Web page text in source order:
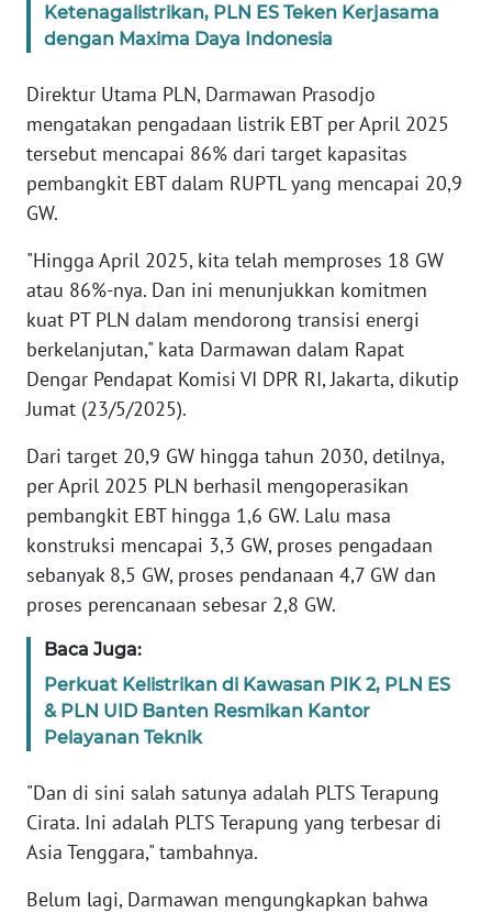
Ketenagalistrikan, PLN ES Teken Kerjasama
dengan Maxima Daya Indonesia
Direktur Utama PLN, Darmawan Prasodjo
mengatakan pengadaan listrik EBT per April 2025
tersebut mencapai 86% dari target kapasitas
pembangkit EBT dalam RUPTL yang mencapai 20,9
GW.
"Hingga April 2025, kita telah memproses 18 GW
atau 86%-nya. Dan ini menunjukkan komitmen
kuat PT PLN dalam mendorong transisi energi
berkelanjutan," kata Darmawan dalam Rapat
Dengar Pendapat Komisi VI DPR RI, Jakarta, dikutip
Jumat (23/5/2025).
Dari target 20,9 GW hingga tahun 2030, detilnya,
per April 2025 PLN berhasil mengoperasikan
pembangkit EBT hingga 1,6 GW. Lalu masa
konstruksi mencapai 3,3 GW, proses pengadaan
sebanyak 8,5 GW, proses pendanaan 4,7 GW dan
proses perencanaan sebesar 2,8 GW.
Baca Juga:
Perkuat Kelistrikan di Kawasan PIK 2, PLN ES
& PLN UID Banten Resmikan Kantor
Pelayanan Teknik
"Dan di sini salah satunya adalah PLTS Terapung
Cirata. Ini adalah PLTS Terapung yang terbesar di
Asia Tenggara," tambahnya.
Belum lagi, Darmawan mengungkapkan bahwa
MEDIA
SIBER
REDAKSI
KARIR
DISCLAIMER
Wahana
News
Regional
SUMUT
WN
JAKARTA
WN
JABAR
WN
WN
NTT
KEPRI
WN